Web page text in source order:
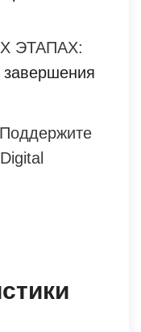
ЭТАПАХ: